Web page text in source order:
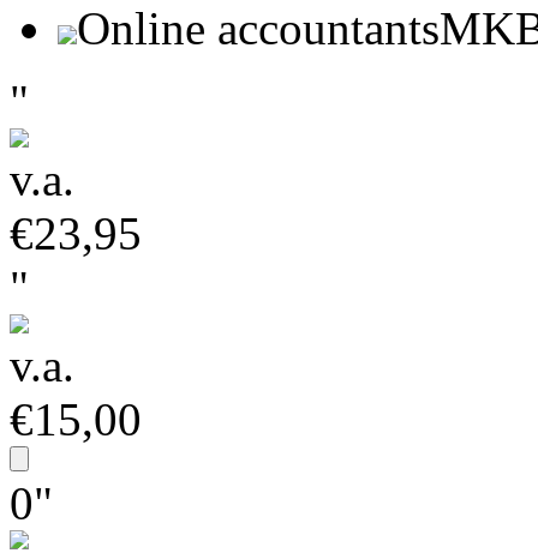
Online
"
v.a.
€23,95
"
v.a.
€15,00
0"